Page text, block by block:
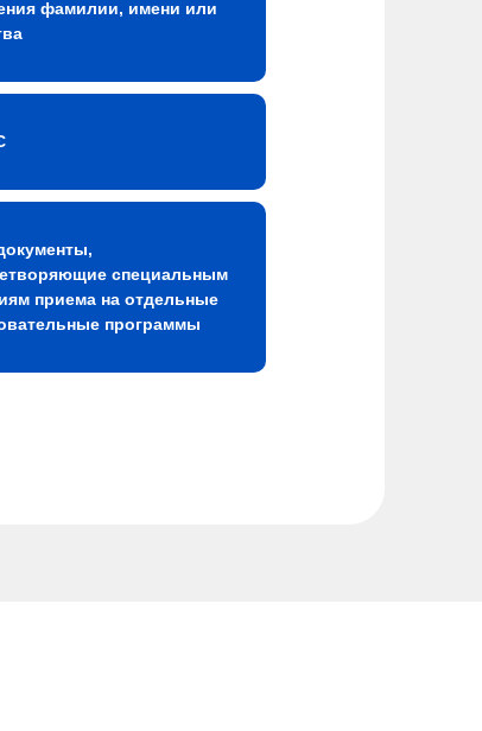
фамилии, имени или
специальным
приема на отдельные
программы